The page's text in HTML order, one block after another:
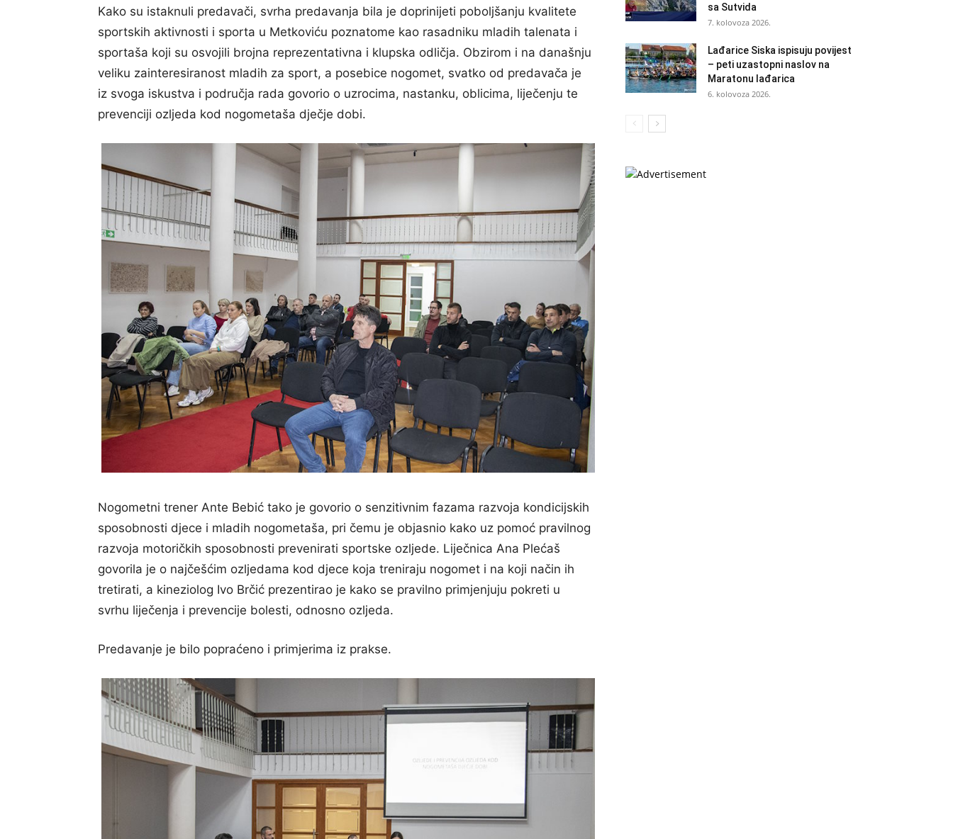
Kako su istaknuli predavači, svrha predavanja bila je doprinijeti poboljšanju kvalitete
sportskih aktivnosti i sporta u Metkoviću poznatome kao rasadniku mladih talenata i
sportaša koji su osvojili brojna reprezentativna i klupska odličja. Obzirom i na današnju
veliku zainteresiranost mladih za sport, a posebice nogomet, svatko od predavača je
iz svoga iskustva i područja rada govorio o uzrocima, nastanku, oblicima, liječenju te
prevenciji ozljeda kod nogometaša dječje dobi.
Nogometni trener Ante Bebić tako je govorio o senzitivnim fazama razvoja kondicijskih
sposobnosti djece i mladih nogometaša, pri čemu je objasnio kako uz pomoć pravilnog
razvoja motoričkih sposobnosti prevenirati sportske ozljede. Liječnica Ana Plećaš
govorila je o najčešćim ozljedama kod djece koja treniraju nogomet i na koji način ih
tretirati, a kineziolog Ivo Brčić prezentirao je kako se pravilno primjenjuju pokreti u
svrhu liječenja i prevencije bolesti, odnosno ozljeda.
Predavanje je bilo popraćeno i primjerima iz prakse.
sa Sutvida
7. kolovoza 2026.
Lađarice Siska ispisuju povijest
– peti uzastopni naslov na
Maratonu lađarica
6. kolovoza 2026.